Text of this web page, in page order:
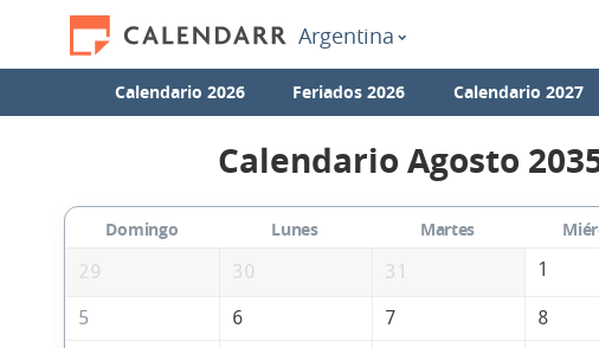
Argentina
Calendario 2026 Feriados 2026 Calendario 2027
Calendario Agosto
Domingo Lunes Martes
29
30 31 1
5 6 7 8